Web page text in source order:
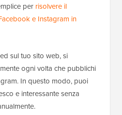
per risolvere il
e Instagram in
sul tuo sito web, si
ogni volta che pubblichi
In questo modo, puoi
e interessante senza